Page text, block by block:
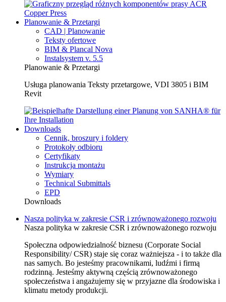
Planowanie & Przetargi
CAD | Planowanie
Teksty ofertowe
BIM & Plancal Nova
Instalsystem v. 5.5
Planowanie & Przetargi
Usługa planowania Teksty przetargowe, VDI 3805 i BIM
Revit
Downloads
Cennik, broszury i foldery
Protokoły odbioru
Certyfikaty
Instrukcja montażu
Wymiary
Technical Submittals
EPD
Downloads
Nasza polityka w zakresie CSR i zrównoważonego rozwoju
Nasza polityka w zakresie CSR i zrównoważonego rozwoju
Społeczna odpowiedzialność biznesu (Corporate Social
Responsibility/ CSR) staje się coraz ważniejsza - i to także dla
nas samych. Bo jesteśmy pracownikami, ludźmi i firmą
rodzinną. Jesteśmy aktywną częścią zrównoważonego
społeczeństwa i angażujemy się w przyjazne dla środowiska i
klimatu metody produkcji.